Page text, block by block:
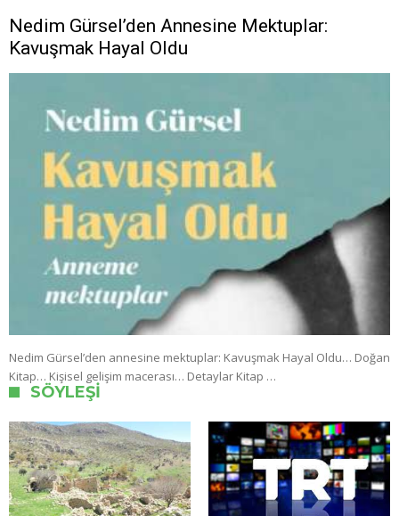
Nedim Gürsel’den Annesine Mektuplar:
Kavuşmak Hayal Oldu
Nedim Gürsel’den annesine mektuplar: Kavuşmak Hayal Oldu… Doğan
Kitap… Kişisel gelişim macerası… Detaylar Kitap …
SÖYLEŞI